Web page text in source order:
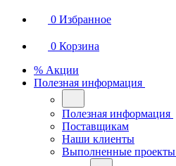
0 Избранное
0 Корзина
% Акции
Полезная информация
Полезная информация
Поставщикам
Наши клиенты
Выполненные проекты